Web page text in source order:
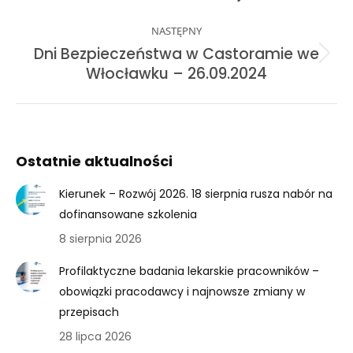
NASTĘPNY
Next
post:
Dni Bezpieczeństwa w Castoramie we
Włocławku – 26.09.2024
Ostatnie aktualności
Kierunek – Rozwój 2026. 18 sierpnia rusza nabór na
dofinansowane szkolenia
8 sierpnia 2026
Profilaktyczne badania lekarskie pracowników –
obowiązki pracodawcy i najnowsze zmiany w
przepisach
28 lipca 2026